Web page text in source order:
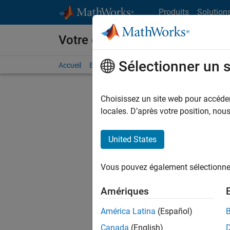
Produits
Votre carrière chez MathWorks
Accueil Explorer nos opportunités Adresses de
FILTRER
d'offre
Les
Sélectionner un
Choisissez un site web pour
locales. D’après votre position,
United States
Vous pouvez également
Amériques
América Latina (Español)
Canada (English)